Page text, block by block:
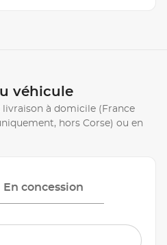
véhicule
à domicile (France
hors Corse) ou en
En concession